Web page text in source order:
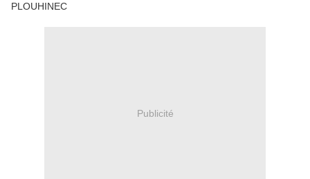
PLOUHINEC
Publicité